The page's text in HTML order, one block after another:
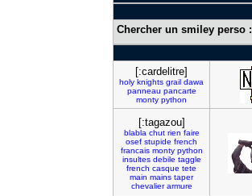
Chercher un smiley perso :
[:cardelitre]
holy knights grail dawa
panneau pancarte
monty python
[:tagazou]
blabla chut rien faire
osef stupide french
francais monty python
insultes debile taggle
french casque tete
main mains taper
chevalier armure